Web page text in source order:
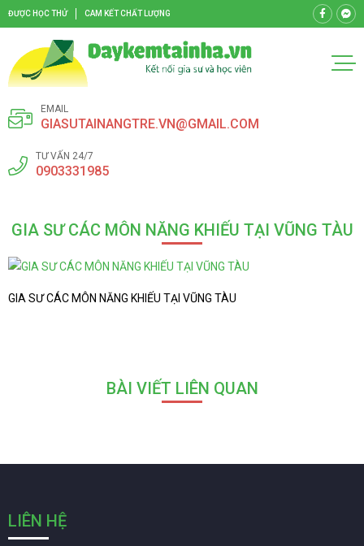
ĐƯỢC HỌC THỬ CAM KẾT CHẤT LƯỢNG
EMAIL
GIASUTAINANGTRE.VN@GMAIL.COM
TƯ VẤN 24/7
0903331985
GIA SƯ CÁC MÔN NĂNG KHIẾU TẠI VŨNG TÀU
GIA SƯ CÁC MÔN NĂNG KHIẾU TẠI VŨNG TÀU
BÀI VIẾT LIÊN QUAN
LIÊN HỆ